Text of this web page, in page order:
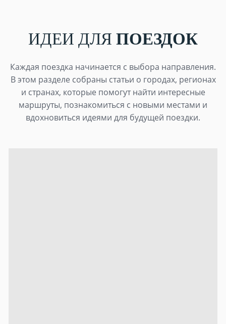
ИДЕИ ДЛЯ ПОЕЗДОК
Каждая поездка начинается с выбора направления.
В этом разделе собраны статьи о городах, регионах
и странах, которые помогут найти интересные
маршруты, познакомиться с новыми местами и
вдохновиться идеями для будущей поездки.